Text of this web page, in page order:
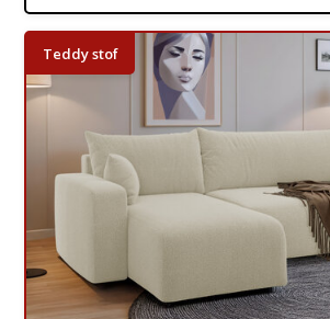
Teddy stof